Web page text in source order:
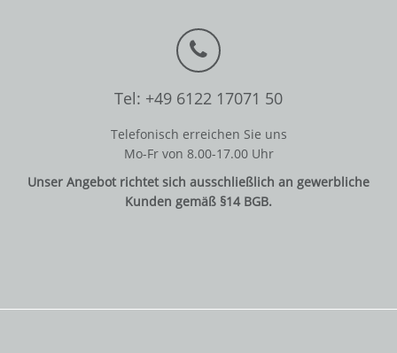
Tel: +49 6122 17071 50
Telefonisch erreichen Sie uns
Mo-Fr von 8.00-17.00 Uhr
Unser Angebot richtet sich ausschließlich an gewerbliche
Kunden gemäß §14 BGB.